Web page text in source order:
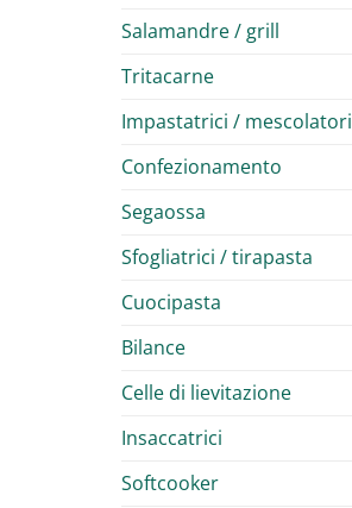
Salamandre / grill
Tritacarne
Impastatrici / mescolatori
Confezionamento
Segaossa
Sfogliatrici / tirapasta
Cuocipasta
Bilance
Celle di lievitazione
Insaccatrici
Softcooker